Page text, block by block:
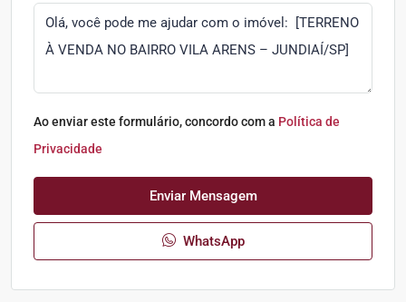
Ao enviar este formulário, concordo com a Política de
Privacidade
Enviar Mensagem
WhatsApp